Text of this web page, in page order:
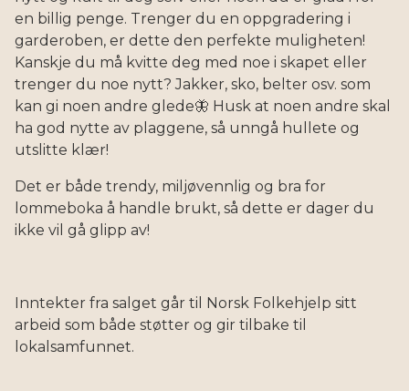
en billig penge. Trenger du en oppgradering i
garderoben, er dette den perfekte muligheten!
Kanskje du må kvitte deg med noe i skapet eller
trenger du noe nytt? Jakker, sko, belter osv. som
kan gi noen andre glede🦋 Husk at noen andre skal
ha god nytte av plaggene, så unngå hullete og
utslitte klær!
Det er både trendy, miljøvennlig og bra for
lommeboka å handle brukt, så dette er dager du
ikke vil gå glipp av!
Inntekter fra salget går til Norsk Folkehjelp sitt
arbeid som både støtter og gir tilbake til
lokalsamfunnet.